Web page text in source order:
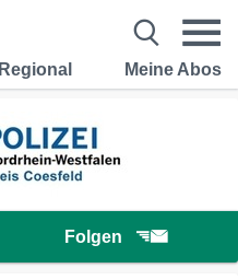
Regional Meine Abos
Folgen